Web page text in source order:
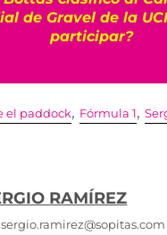
de Gravel de la
participar?
el paddock, Fórmula 1,
RAMÍREZ
sergio.ramirez@sopitas.com